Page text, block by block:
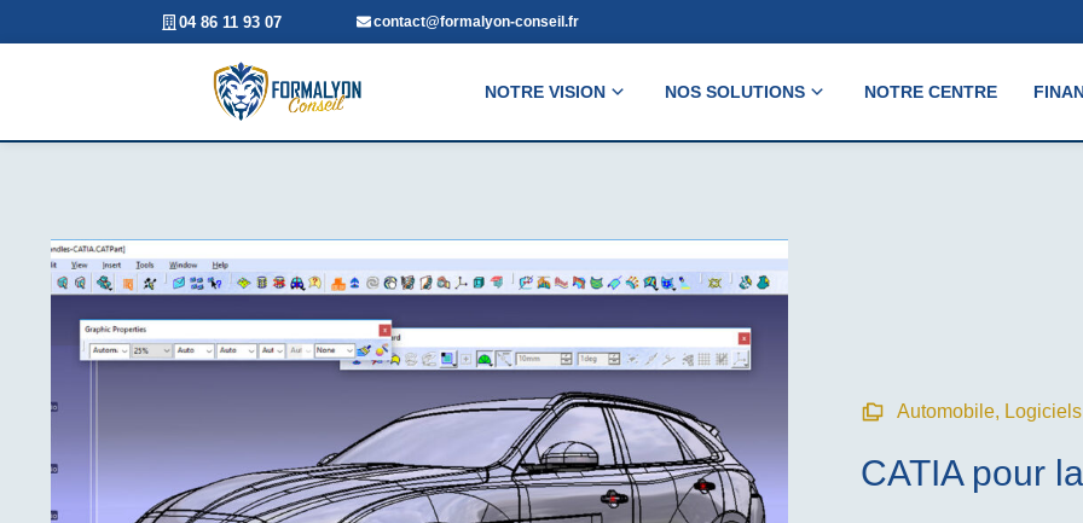
04 86 11 93 07 contact@formalyon-conseil.fr
NOTRE VISION NOS SOLUTIONS NOTRE CENTRE
Automobile, Logiciels
CATIA pour